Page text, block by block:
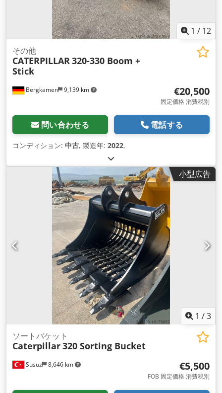
1 / 12
Bergkamen 9,139 km
その他
CATERPILLAR320-330 Boom +
Stick
€20,500
固定価格 消費税別
問い合わせる 電話する
コンディション: 中古, 製造年: 2022,
小型広告
1 /3
Susuz 8,646 km
ソートバケット
Caterpillar320 Sorting Bucket
€5,500
FOB 固定価格 消費税別